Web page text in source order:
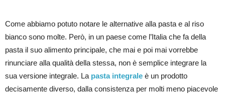
Come abbiamo potuto notare le alternative alla pasta e al riso
bianco sono molte. Però, in un paese come l’Italia che fa della
pasta il suo alimento principale, che mai e poi mai vorrebbe
rinunciare alla qualità della stessa, non è semplice integrare la
sua versione integrale. La pasta integrale è un prodotto
decisamente diverso, dalla consistenza per molti meno piacevole